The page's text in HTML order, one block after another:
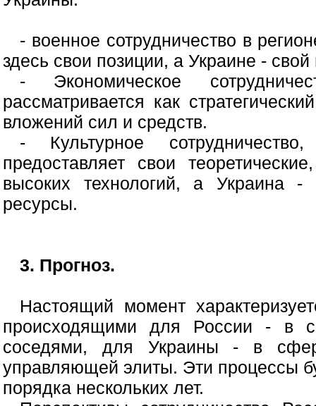
- военное сотрудничество в
здесь свои позиции, а Украине - свой
- Экономическое
рассматривается как
вложений сил и средств.
- Культурное
предоставляет свои
высоких технологий, а Украина -
ресурсы.
3. Прогноз.
Настоящий момент
происходящими для России - в
соседями, для Украины - в
управляющей элиты. Эти процессы
порядка нескольких лет.